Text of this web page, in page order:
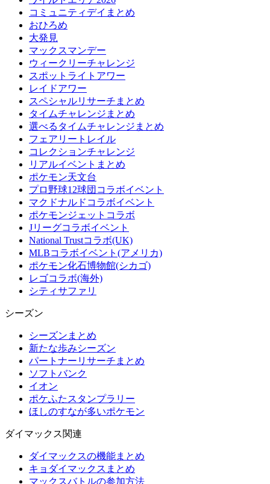
コミュニティデイまとめ
おひろめ
大発見
マックスマンデー
ウィークリーチャレンジ
スポットライトアワー
レイドアワー
スペシャルリサーチまとめ
タイムチャレンジまとめ
選べるタイムチャレンジまとめ
フェアリートレイル
コレクションチャレンジ
リアルイベントまとめ
ポケモン天文台
プロ野球12球団コラボイベント
マクドナルドコラボイベント
ポケモンジェットコラボ
Jリーグコラボイベント
National Trustコラボ(UK)
MLBコラボイベント(アメリカ)
ポケモン化石博物館(シカゴ)
レゴコラボ(海外)
シティサファリ
シーズン
シーズンまとめ
新たな歩みシーズン
パートナーリサーチまとめ
ソフトバンク
イオン
ポケふたスタンプラリー
ほしのすなが多いポケモン
ダイマックス関連
ダイマックスの機能まとめ
キョダイマックスまとめ
マックスバトルの参加方法